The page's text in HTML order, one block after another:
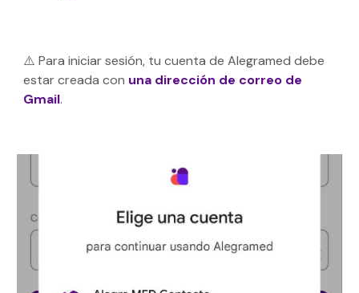
⚠️ Para iniciar sesión, tu cuenta de Alegramed debe
estar creada con una dirección de correo de
Gmail.